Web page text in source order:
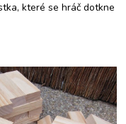
které se hráč dotkne